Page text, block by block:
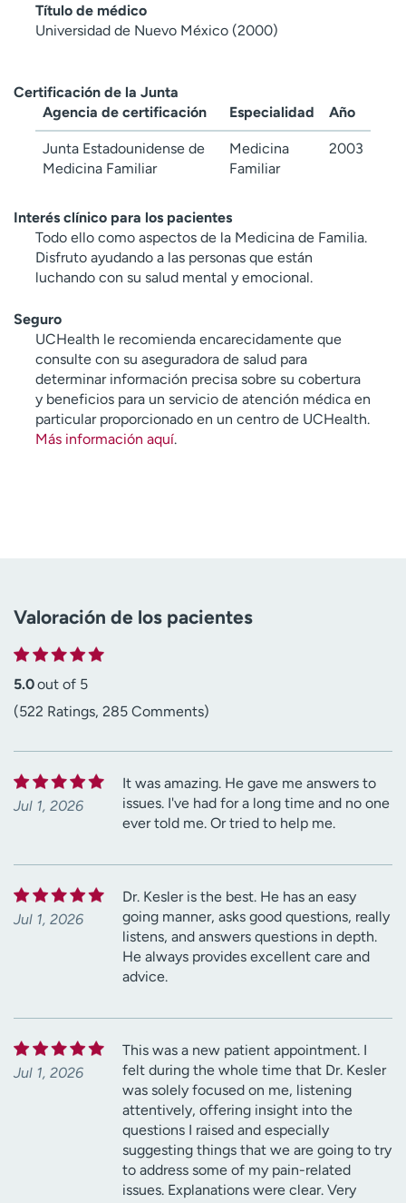
Título de médico
Universidad de Nuevo México (2000)
Certificación de la Junta
Agencia de certificación
Especialidad Año
Junta Estadounidense de
Medicina Familiar
Medicina
Familiar
2003
Interés clínico para los pacientes
Todo ello como aspectos de la Medicina de Familia.
Disfruto ayudando a las personas que están
luchando con su salud mental y emocional.
Seguro
UCHealth le recomienda encarecidamente que
consulte con su aseguradora de salud para
determinar información precisa sobre su cobertura
y beneficios para un servicio de atención médica en
particular proporcionado en un centro de UCHealth.
Más información aquí.
Valoración de los pacientes
5.0out of 5
(522 Ratings, 285 Comments)
Jul 1, 2026
It was amazing. He gave me answers to
issues. I've had for a long time and no one
ever told me. Or tried to help me.
Jul 1, 2026
Dr. Kesler is the best. He has an easy
going manner, asks good questions, really
listens, and answers questions in depth.
He always provides excellent care and
advice.
Jul 1, 2026
This was a new patient appointment. I
felt during the whole time that Dr. Kesler
was solely focused on me, listening
attentively, offering insight into the
questions I raised and especially
suggesting things that we are going to try
to address some of my pain-related
issues. Explanations were clear. Very